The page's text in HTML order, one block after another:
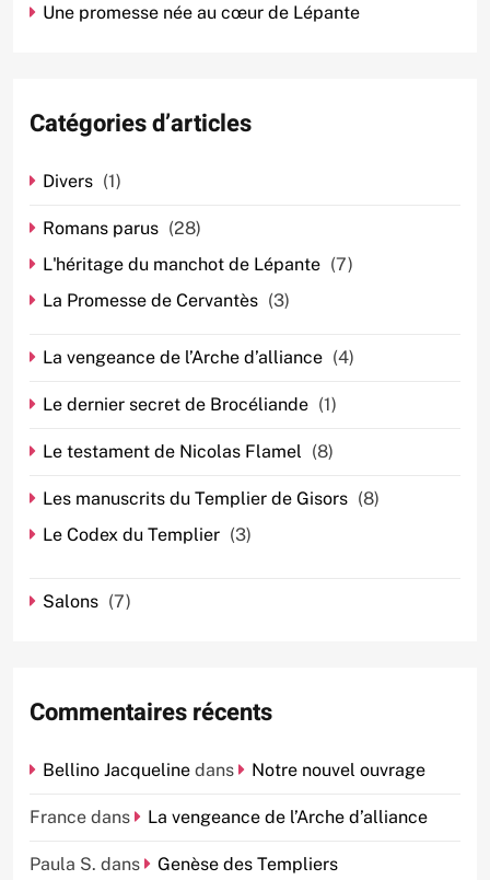
Une promesse née au cœur de Lépante
Catégories d’articles
Divers (1)
Romans parus (28)
L'héritage du manchot de Lépante (7)
La Promesse de Cervantès (3)
La vengeance de l’Arche d’alliance (4)
Le dernier secret de Brocéliande (1)
Le testament de Nicolas Flamel (8)
Les manuscrits du Templier de Gisors (8)
Le Codex du Templier (3)
Salons (7)
Commentaires récents
Bellino Jacqueline dans Notre nouvel ouvrage
France dans La vengeance de l’Arche d’alliance
Paula S. dans Genèse des Templiers